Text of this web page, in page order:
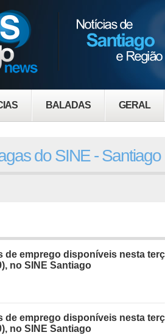
BALADAS GERAL
do SINE - Santiago
de emprego disponíveis nesta
no SINE Santiago
de emprego disponíveis nesta
no SINE Santiago